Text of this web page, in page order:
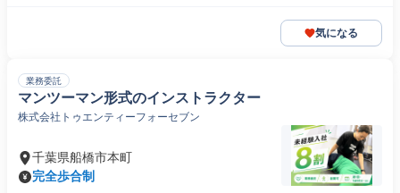
気になる
業務委託
マンツーマン形式のインストラクター
株式会社トゥエンティーフォーセブン
千葉県船橋市本町
完全歩合制